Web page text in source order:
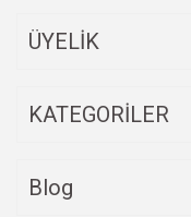
ÜYELİK
KATEGORİLER
Blog